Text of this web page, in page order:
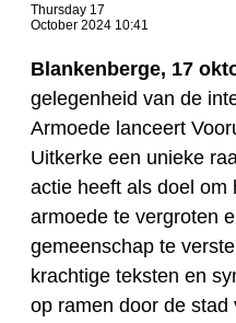
Thursday 17
October 2024 10:41
Blankenberge, 17
gelegenheid van de
Armoede lanceert
Uitkerke een unieke
actie heeft als doel om
armoede te vergroten
gemeenschap te
krachtige teksten en
op ramen door de